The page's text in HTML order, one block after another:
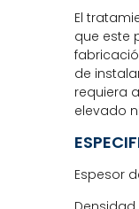
El
que este
de
requiera
elevado
Espesor